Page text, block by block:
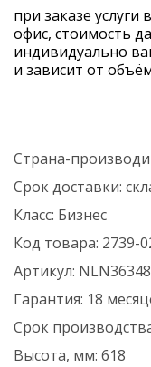
при заказе
офис, стоимость
индивидуально
и зависит от
Страна-
Срок доставки:
Класс: Бизнес
Код товара: 2739-
Артикул:
Гарантия: 18
Срок
Высота, мм: 618